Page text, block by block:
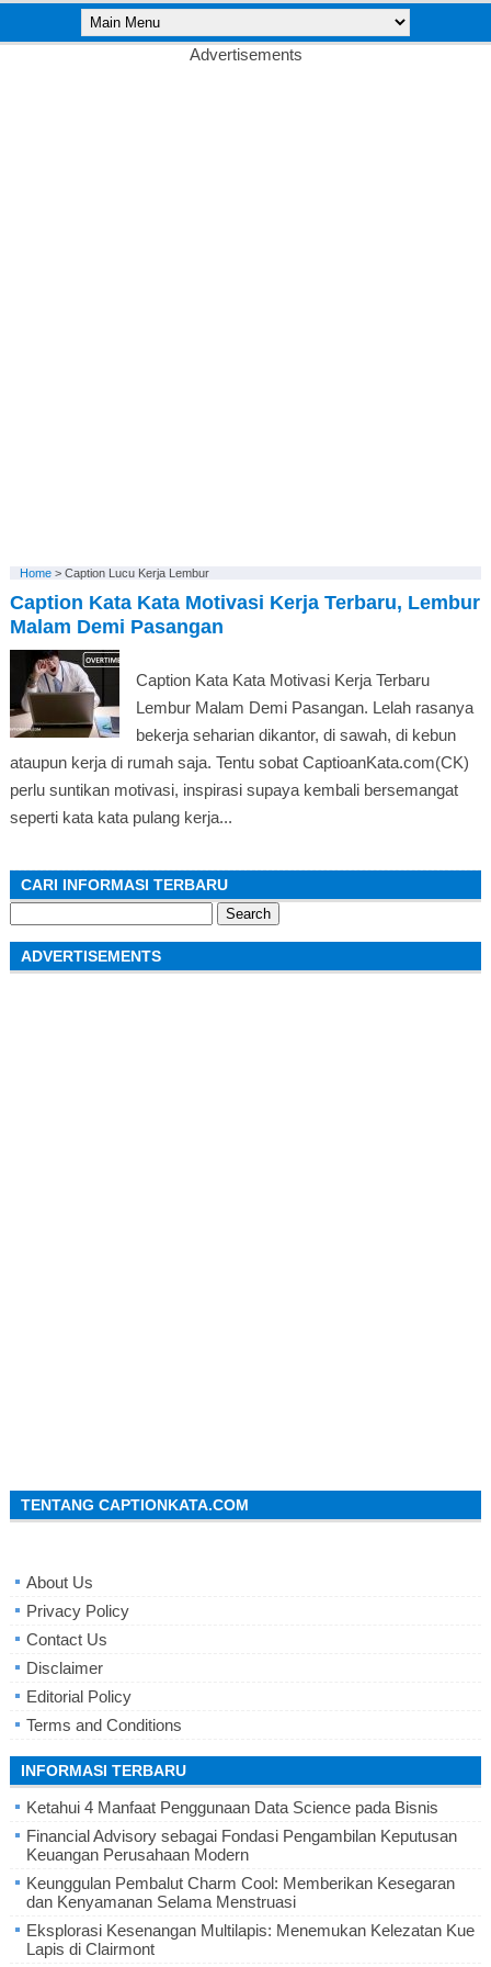
Advertisements
Home> Caption Lucu Kerja Lembur
Caption Kata Kata Motivasi Kerja Terbaru, Lembur
Malam Demi Pasangan
Caption Kata Kata Motivasi Kerja Terbaru
Lembur Malam Demi Pasangan. Lelah rasanya
bekerja seharian dikantor, di sawah, di kebun
ataupun kerja di rumah saja. Tentu sobat CaptioanKata.com(CK)
perlu suntikan motivasi, inspirasi supaya kembali bersemangat
seperti kata kata pulang kerja...
CARI INFORMASI TERBARU
for:
ADVERTISEMENTS
TENTANG CAPTIONKATA.COM
About Us
Privacy Policy
Contact Us
Disclaimer
Editorial Policy
Terms and Conditions
INFORMASI TERBARU
Ketahui 4 Manfaat Penggunaan Data Science pada Bisnis
Financial Advisory sebagai Fondasi Pengambilan Keputusan
Keuangan Perusahaan Modern
Keunggulan Pembalut Charm Cool: Memberikan Kesegaran
dan Kenyamanan Selama Menstruasi
Eksplorasi Kesenangan Multilapis: Menemukan Kelezatan Kue
Lapis di Clairmont